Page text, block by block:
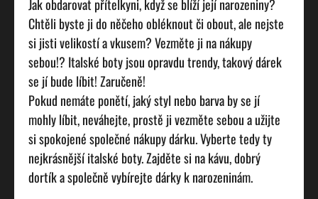
Jak obdarovat přítelkyni, když se blíží její narozeniny?
Chtěli byste ji do něčeho obléknout či obout, ale nejste
si jisti velikostí a vkusem? Vezměte ji na nákupy
sebou!? Italské boty jsou opravdu trendy, takový dárek
se jí bude líbit! Zaručeně!
Pokud nemáte ponětí, jaký styl nebo barva by se jí
mohly líbit, neváhejte, prostě ji vezměte sebou a užijte
si spokojené společné nákupy dárku. Vyberte tedy ty
nejkrásnějšíitalské boty. Zajděte si na kávu, dobrý
dortík a společně vybírejte dárky k narozeninám.